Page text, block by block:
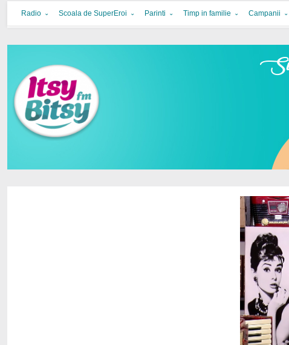
Itsy Bitsy
bucurie in familie
Radio Scoala de SuperEroi Parinti Timp in familie Campanii